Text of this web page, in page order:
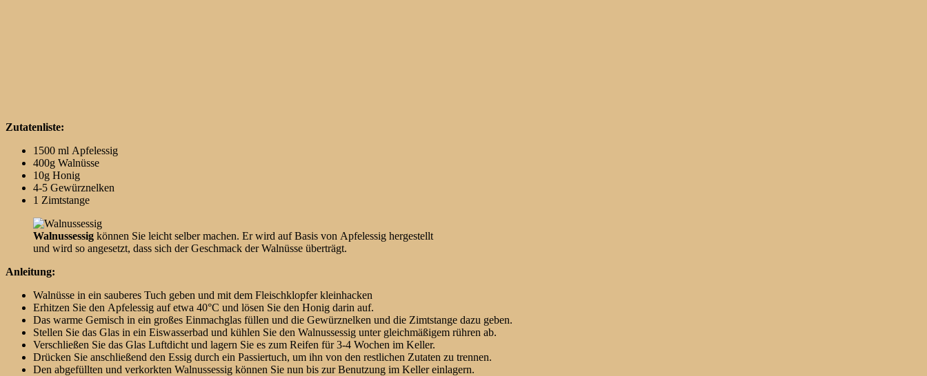
Zutatenliste:
1500 ml Apfelessig
400g Walnüsse
10g Honig
4-5 Gewürznelken
1 Zimtstange
Walnussessig können Sie leicht selber machen. Er wird auf Basis von Apfelessig hergestellt
und wird so angesetzt, dass sich der Geschmack der Walnüsse überträgt.
Anleitung:
Walnüsse in ein sauberes Tuch geben und mit dem Fleischklopfer kleinhacken
Erhitzen Sie den Apfelessig auf etwa 40°C und lösen Sie den Honig darin auf.
Das warme Gemisch in ein großes Einmachglas füllen und die Gewürznelken und die Zimtstange dazu geben.
Stellen Sie das Glas in ein Eiswasserbad und kühlen Sie den Walnussessig unter gleichmäßigem rühren ab.
Verschließen Sie das Glas Luftdicht und lagern Sie es zum Reifen für 3-4 Wochen im Keller.
Drücken Sie anschließend den Essig durch ein Passiertuch, um ihn von den restlichen Zutaten zu trennen.
Den abgefüllten und verkorkten Walnussessig können Sie nun bis zur Benutzung im Keller einlagern.